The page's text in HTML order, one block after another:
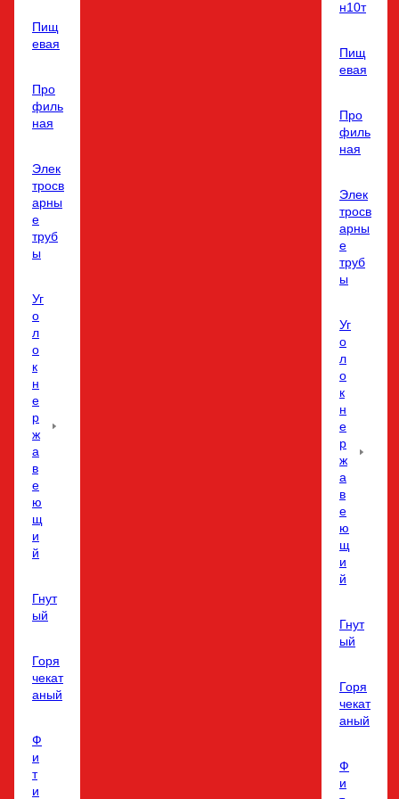
Пищ
евая
Про
филь
ная
Элек
тросв
арны
е
труб
ы
Уг
о
л
о
к
н
е
р
ж
а
в
е
ю
щ
и
й
Гнут
ый
Горя
чекат
аный
Ф
и
т
и
н10т
Пищ
евая
Про
филь
ная
Элек
тросв
арны
е
труб
ы
Уг
о
л
о
к
н
е
р
ж
а
в
е
ю
щ
и
й
Гнут
ый
Горя
чекат
аный
Ф
и